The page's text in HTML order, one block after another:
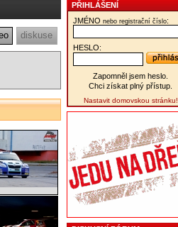
diskuse
PŘIHLÁŠENÍ
JMÉNO nebo registrační číslo:
HESLO:
Zapomněl jsem heslo.
Chci získat plný přístup.
Nastavit domovskou stránku!